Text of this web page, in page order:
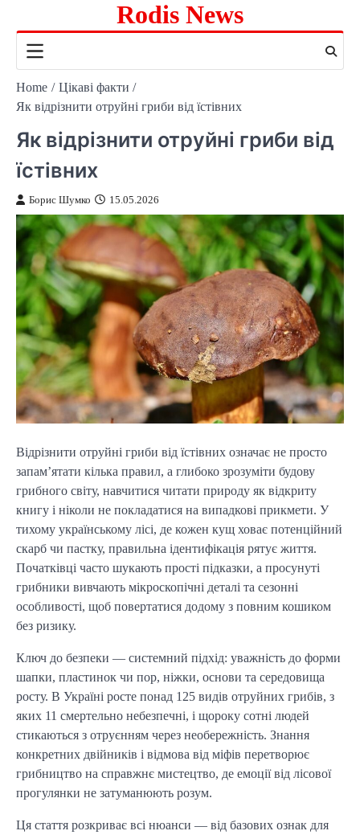
content
Rodis News
Home
Цікаві факти
Як відрізнити отруйні гриби від їстівних
Як відрізнити отруйні гриби від
їстівних
Борис Шумко 15.05.2026
Відрізнити отруйні гриби від їстівних означає не просто
запам’ятати кілька правил, а глибоко зрозуміти будову
грибного світу, навчитися читати природу як відкриту
книгу і ніколи не покладатися на випадкові прикмети. У
тихому українському лісі, де кожен кущ ховає потенційний
скарб чи пастку, правильна ідентифікація рятує життя.
Початківці часто шукають прості підказки, а просунуті
грибники вивчають мікроскопічні деталі та сезонні
особливості, щоб повертатися додому з повним кошиком
без ризику.
Ключ до безпеки — системний підхід: уважність до форми
шапки, пластинок чи пор, ніжки, основи та середовища
росту. В Україні росте понад 125 видів отруйних грибів, з
яких 11 смертельно небезпечні, і щороку сотні людей
стикаються з отруєнням через необережність. Знання
конкретних двійників і відмова від міфів перетворює
грибництво на справжнє мистецтво, де емоції від лісової
прогулянки не затуманюють розум.
Ця стаття розкриває всі нюанси — від базових ознак для